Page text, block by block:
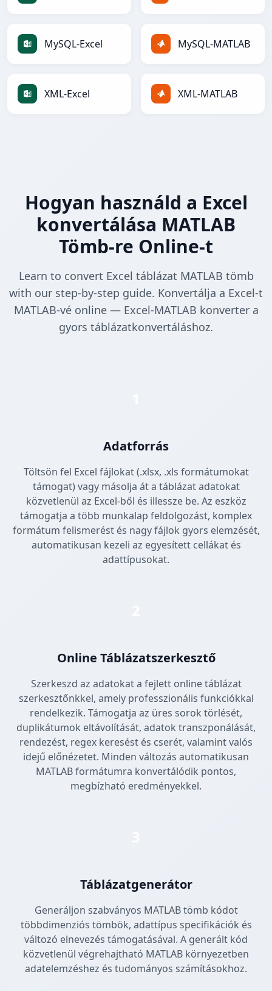
MySQL-Excel MySQL-MATLAB
XML-Excel XML-MATLAB
Hogyan használd a Excel
konvertálása MATLAB
Tömb-re Online-t
Learn to convert Excel táblázat MATLAB tömb
with our step-by-step guide. Konvertálja a Excel-t
MATLAB-vé online — Excel-MATLAB konverter a
gyors táblázatkonvertáláshoz.
Adatforrás
Töltsön fel Excel fájlokat (.xlsx, .xls formátumokat
támogat) vagy másolja át a táblázat adatokat
közvetlenül az Excel-ből és illessze be. Az eszköz
támogatja a több munkalap feldolgozást, komplex
formátum felismerést és nagy fájlok gyors elemzését,
automatikusan kezeli az egyesített cellákat és
adattípusokat.
Online Táblázatszerkesztő
Szerkeszd az adatokat a fejlett online táblázat
szerkesztőnkkel, amely professzionális funkciókkal
rendelkezik. Támogatja az üres sorok törlését,
duplikátumok eltávolítását, adatok transzponálását,
rendezést, regex keresést és cserét, valamint valós
idejű előnézetet. Minden változás automatikusan
MATLAB formátumra konvertálódik pontos,
megbízható eredményekkel.
Táblázatgenerátor
Generáljon szabványos MATLAB tömb kódot
többdimenziós tömbök, adattípus specifikációk és
változó elnevezés támogatásával. A generált kód
közvetlenül végrehajtható MATLAB környezetben
adatelemzéshez és tudományos számításokhoz.